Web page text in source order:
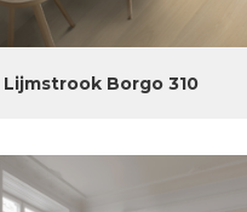
Lijmstrook Borgo 310